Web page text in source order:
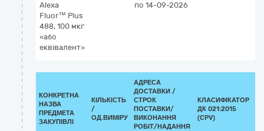
Alexa
Fluor™ Plus
488, 100 мкг
«або
еквівалент»
по 14-09-2026
КОНКРЕТНА
НАЗВА
ПРЕДМЕТА
ЗАКУПІВЛІ
КІЛЬКІСТЬ
/
ОД.ВИМІРУ
АДРЕСА
ДОСТАВКИ /
СТРОК
ПОСТАВКИ/
ВИКОНАННЯ
РОБІТ/НАДАННЯ
КЛАСИФІКАТОР
ДК 021:2015
(CPV)